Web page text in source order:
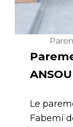
Le
Fabemi